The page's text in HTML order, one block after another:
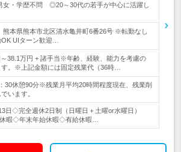
女・学歴不問 ◎20～30代の若手が中心に活躍し
熊本県熊本市北区清水亀井町6番26号 ※転勤なし
UIターン歓迎…
～38.1万円 + 諸手当※年齢、経験、能力を考慮の
す。※上記金額には固定残業代（36時…
30休憩90分※残業月平均20時間程度現在、残業削
います。
日◇完全週休2日制（日曜日＋土曜or水曜日）
暇◇年末年始休暇◇有給休暇…